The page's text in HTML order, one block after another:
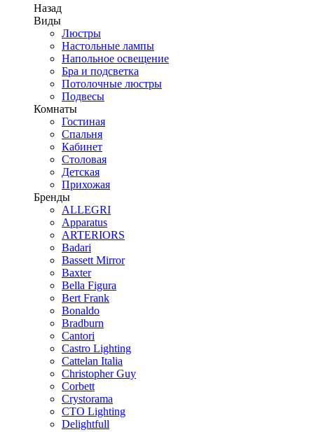
Назад
Виды
Люстры
Настольные лампы
Напольное освещение
Бра и подсветка
Потолочные люстры
Подвесы
Комнаты
Гостиная
Спальня
Кабинет
Столовая
Детская
Прихожая
Бренды
ALLEGRI
Apparatus
ARTERIORS
Badari
Bassett Mirror
Baxter
Bella Figura
Bert Frank
Bonaldo
Bradburn
Cantori
Castro Lighting
Cattelan Italia
Christopher Guy
Corbett
Crystorama
CTO Lighting
Delightfull